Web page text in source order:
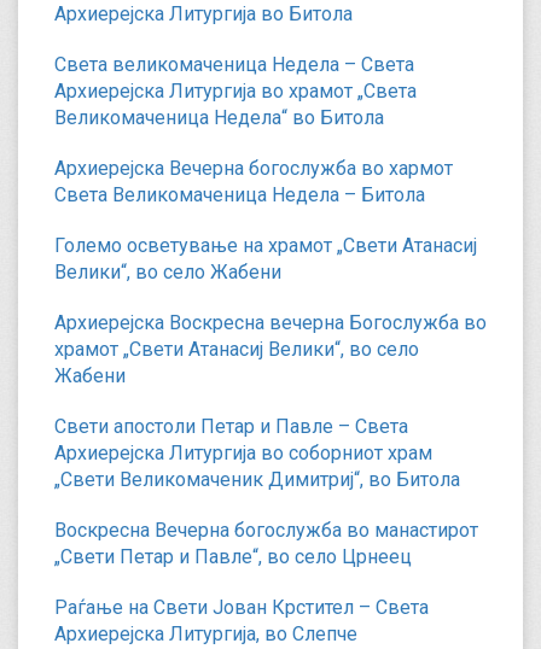
Архиерејска Литургија во Битола
Света великомаченица Недела – Света
Архиерејска Литургија во храмот „Света
Великомаченица Недела“ во Битола
Архиерејска Вечерна богослужба во хармот
Света Великомаченица Недела – Битола
Големо осветување на храмот „Свети Атанасиј
Велики“, во село Жабени
Архиерејска Воскресна вечерна Богослужба во
храмот „Свети Атанасиј Велики“, во село
Жабени
Свети апостоли Петар и Павле – Света
Архиерејска Литургија во соборниот храм
„Свети Великомаченик Димитриј“, во Битола
Воскресна Вечерна богослужба во манастирот
„Свети Петар и Павле“, во село Црнеец
Раѓање на Свети Јован Крстител – Света
Архиерејска Литургија, во Слепче